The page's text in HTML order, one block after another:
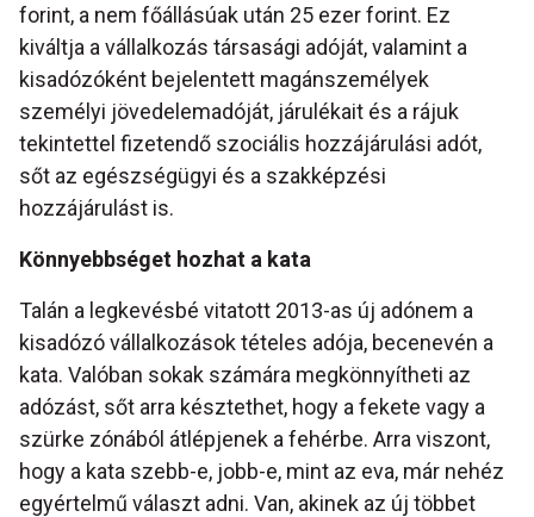
forint, a nem főállásúak után 25 ezer forint. Ez
kiváltja a vállalkozás társasági adóját, valamint a
kisadózóként bejelentett magánszemélyek
személyi jövedelemadóját, járulékait és a rájuk
tekintettel fizetendő szociális hozzájárulási adót,
sőt az egészségügyi és a szakképzési
hozzájárulást is.
Könnyebbséget hozhat a kata
Talán a legkevésbé vitatott 2013-as új adónem a
kisadózó vállalkozások tételes adója, becenevén a
kata. Valóban sokak számára megkönnyítheti az
adózást, sőt arra késztethet, hogy a fekete vagy a
szürke zónából átlépjenek a fehérbe. Arra viszont,
hogy a kata szebb-e, jobb-e, mint az eva, már nehéz
egyértelmű választ adni. Van, akinek az új többet